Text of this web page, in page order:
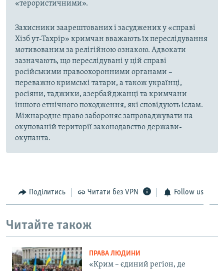
«терористичними».
Захисники заарештованих і засуджених у «справі
Хізб ут-Тахрір» кримчан вважають їх переслідування
мотивованим за релігійною ознакою. Адвокати
зазначають, що переслідувані у цій справі
російськими правоохоронними органами –
переважно кримські татари, а також українці,
росіяни, таджики, азербайджанці та кримчани
іншого етнічного походження, які сповідують іслам.
Міжнародне право забороняє запроваджувати на
окупованій території законодавство держави-
окупанта.
Поділитись Читати без VPN Follow us
Читайте також
ПРАВА ЛЮДИНИ
«Крим – єдиний регіон, де